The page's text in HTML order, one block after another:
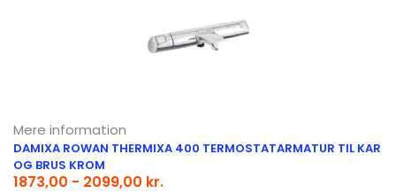
Mere information
DAMIXA ROWAN THERMIXA 400 TERMOSTATARMATUR TIL KAR
OG BRUS KROM
1873,00 - 2099,00 kr.